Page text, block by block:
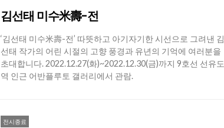
김선태 미수米壽-전
‘김선태 미수米壽-전’ 따뜻하고 아기자기한 시선으로 그려낸 김
선태 작가의 어린 시절의 고향 풍경과 유년의 기억에 여러분을
초대합니다. 2022.12.27(화)~2022.12.30(금)까지 9호선 선유도
역 인근 어반플루토 갤러리에서 관람.
전시종료